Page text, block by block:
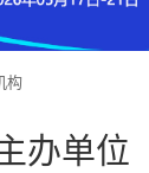
构
办单位